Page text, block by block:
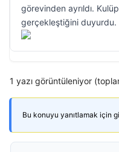
görevinden ayrıldı.
gerçekleştiğini duyurdu.
1 yazı görüntüleniyor
Bu konuyu yanıtlamak için